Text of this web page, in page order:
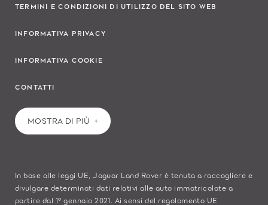
TERMINI E CONDIZIONI DI UTILIZZO DEL SITO WEB
INFORMATIVA PRIVACY
INFORMATIVA COOKIE
CONTATTI
MOSTRA DI PIÙ
In base alle leggi UE, Jaguar Land Rover è tenuta a raccogliere e
divulgare determinati dati relativi alle auto immatricolate a
partire dal 1° gennaio 2021. Ai sensi del regolamento UE